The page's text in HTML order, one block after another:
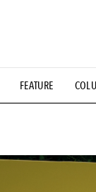
FEATURE
#ESSENTIAL
#Commune H